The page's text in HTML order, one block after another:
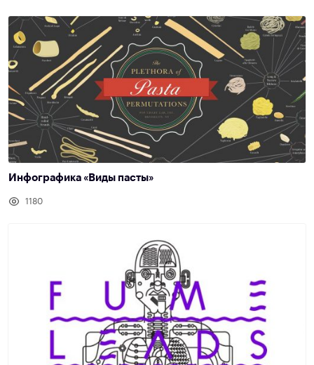
Инфографика «Виды пасты»
1180